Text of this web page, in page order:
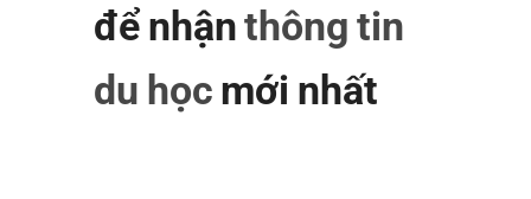
để nhậnthông tin
du học mới nhất